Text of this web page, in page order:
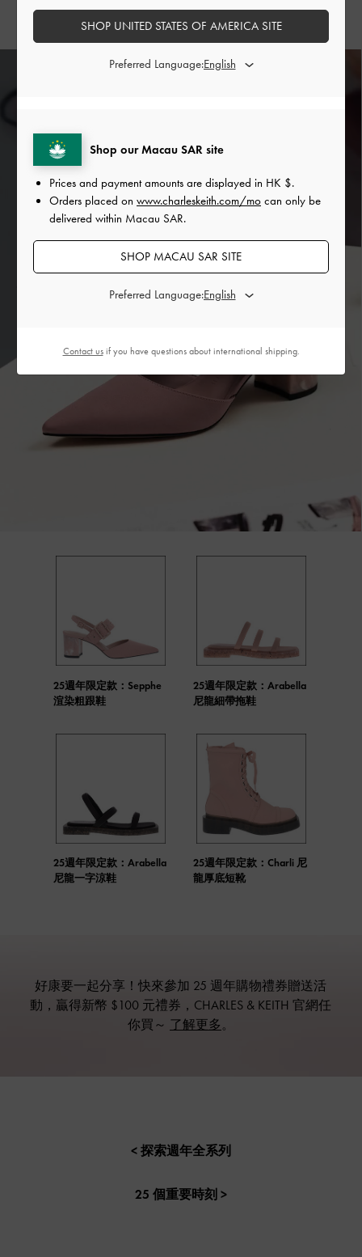
25週年限定款：Sepphe
渲染粗跟鞋
25週年限定款：Arabella
尼龍細帶拖鞋
25週年限定款：Arabella
尼龍一字涼鞋
25週年限定款：Charli 尼
龍厚底短靴
好康要一起分享！快來參加 25 週年購物禮券贈送活
動，贏得新幣 $100 元禮券，CHARLES & KEITH 官網任
你買～ 了解更多 。
< 探索週年全系列
25 個重要時刻 >
Shop our Macau SAR site
Prices and payment amounts are displayed in HK $.
Orders placed on www.charleskeith.com/mo can only be
delivered within Macau SAR.
SHOP MACAU SAR SITE
Preferred Language:
SHOP UNITED STATES OF AMERICA SITE
Preferred Language:
Contact usif you have questions about international shipping.